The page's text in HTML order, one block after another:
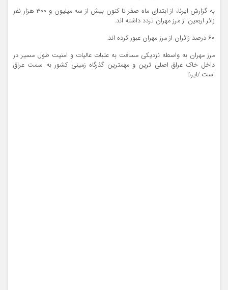
به گزارش ایرنا، از ابتدای ماه صفر تا کنون بیش از سه میلیون و ۳۰۰ هزار نفر
زائر اربعین از مرز مهران تردد داشته اند.
۶۰ درصد زائران از مرز مهران عبور کرده اند.
مرز مهران به واسطه نزدیکی مسافت به عتبات عالیات و امنیت طول مسیر در
داخل خاک عراق اصلی ترین و مهمترین گذرگاه زمینی کشور به سمت عراق
است./ایرنا